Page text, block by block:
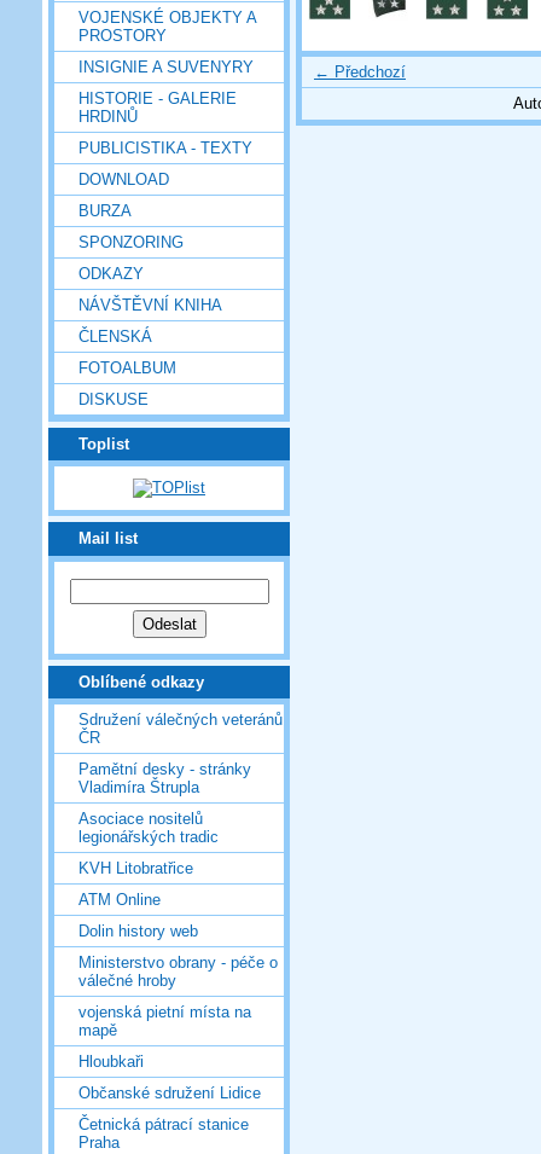
VOJENSKÉ OBJEKTY A
PROSTORY
INSIGNIE A SUVENYRY
HISTORIE - GALERIE
HRDINŮ
PUBLICISTIKA - TEXTY
DOWNLOAD
BURZA
SPONZORING
ODKAZY
NÁVŠTĚVNÍ KNIHA
ČLENSKÁ
FOTOALBUM
DISKUSE
Toplist
Mail list
Oblíbené odkazy
Sdružení válečných veteránů
ČR
Pamětní desky - stránky
Vladimíra Štrupla
Asociace nositelů
legionářských tradic
KVH Litobratřice
ATM Online
Dolin history web
Ministerstvo obrany - péče o
válečné hroby
vojenská pietní místa na
mapě
Hloubkaři
Občanské sdružení Lidice
Četnická pátrací stanice
Praha
← Předchozí